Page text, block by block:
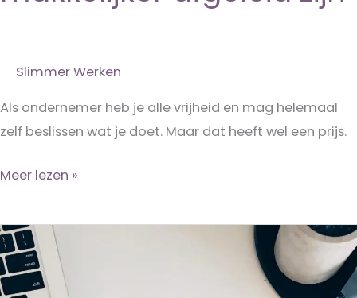
Slimmer Werken
Als ondernemer heb je alle vrijheid en mag helemaal
zelf beslissen wat je doet. Maar dat heeft wel een prijs.
Waarom
makkelijker
afgeleid
zijn
Meer lezen »